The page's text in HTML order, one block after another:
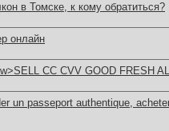
в Томске, к кому обратиться?
онлайн
CC CVV GOOD FRESH
un passeport authentique,